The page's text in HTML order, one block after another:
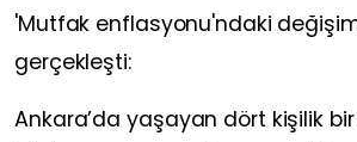
'Mutfak enflasyonu'ndaki
gerçekleşti:
Ankara’da yaşayan dört kişilik bir